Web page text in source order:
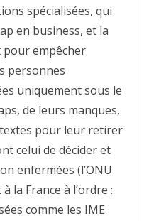
spécialisées, qui
en business, et la
empêcher
personnes
uniquement sous le
de leurs manques,
pour leur retirer
celui de décider et
enfermées (l’ONU
la France à l’ordre :
comme les IME